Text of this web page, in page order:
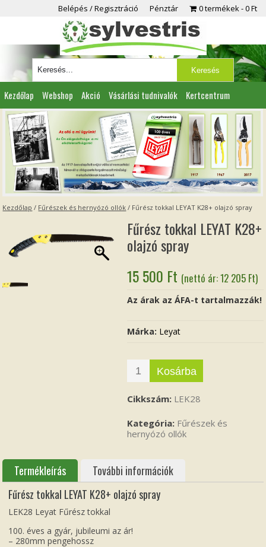
Belépés / Regisztráció Pénztár 0 termékek 0 Ft
Kezdőlap Webshop Akció Vásárlási tudnivalók Kertcentrum
Viszonteladóknak Partnereink Kapcsolat
Kezdőlap / Fűrészek és hernyózó ollók / Fűrész tokkal LEYAT K28+ olajzó spray
Fűrész tokkal LEYAT K28+
olajzó spray
15 500 Ft (nettó ár:12 205 Ft)
Az árak az ÁFA-t tartalmazzák!
Márka: Leyat
Kosárba
Cikkszám: LEK28
Kategória: Fűrészek és
hernyózó ollók
Termékleírás
További információk
Fűrész tokkal LEYAT K28+ olajzó spray
LEK28 Leyat Fűrész tokkal
100. éves a gyár, jubileumi az ár!
– 280mm pengehossz